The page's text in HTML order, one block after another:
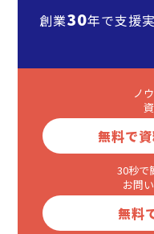
創業30年で支援
ノ
無料で
30秒で
お問
無料